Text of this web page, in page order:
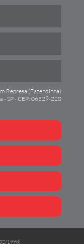
Represa (Fazendinha)
- SP - CEP: 06529-220
1998)